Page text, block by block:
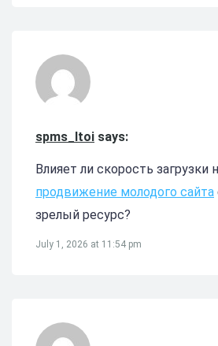
spms_ltoi says:
Влияет ли скорость загрузки
продвижение молодого сайта
зрелый ресурс?
July 1, 2026 at 11:54 pm